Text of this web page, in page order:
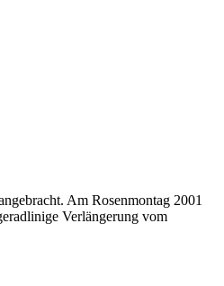
Am Rosenmontag 2001
Verlängerung vom